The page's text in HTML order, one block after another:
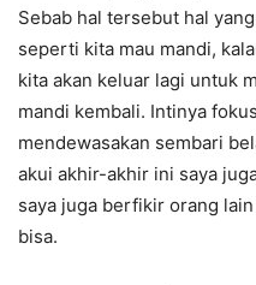
Sebab hal tersebut hal
seperti kita mau mandi,
kita akan keluar lagi untuk
mandi kembali. Intinya
mendewasakan sembari
akui akhir-akhir ini saya
saya juga berfikir orang
bisa.